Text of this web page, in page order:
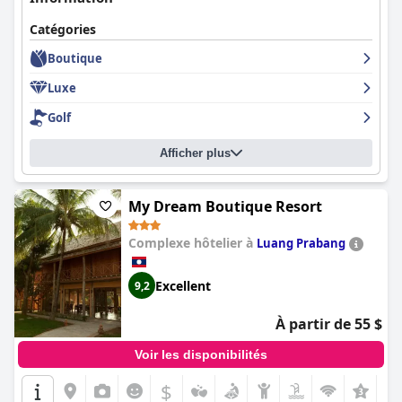
Catégories
Boutique
Luxe
Golf
Afficher plus
My Dream Boutique Resort
Complexe hôtelier à Luang Prabang
9,2 Excellent
À partir de 55 $
Voir les disponibilités
$